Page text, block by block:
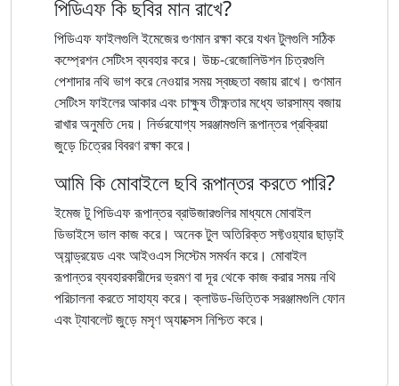
পিডিএফ কি ছবির মান রাখে?
পিডিএফ ফাইলগুলি ইমেজের গুণমান রক্ষা করে যখন টুলগুলি সঠিক
কম্প্রেশন সেটিংস ব্যবহার করে। উচ্চ-রেজোলিউশন চিত্রগুলি
পেশাদার নথি ভাগ করে নেওয়ার সময় স্বচ্ছতা বজায় রাখে। গুণমান
সেটিংস ফাইলের আকার এবং চাক্ষুষ তীক্ষ্ণতার মধ্যে ভারসাম্য বজায়
রাখার অনুমতি দেয়। নির্ভরযোগ্য সরঞ্জামগুলি রূপান্তর প্রক্রিয়া
জুড়ে চিত্রের বিবরণ রক্ষা করে।
আমি কি মোবাইলে ছবি রূপান্তর করতে পারি?
ইমেজ টু পিডিএফ রূপান্তর ব্রাউজারগুলির মাধ্যমে মোবাইল
ডিভাইসে ভাল কাজ করে। অনেক টুল অতিরিক্ত সফ্টওয়্যার ছাড়াই
অ্যান্ড্রয়েড এবং আইওএস সিস্টেম সমর্থন করে। মোবাইল
রূপান্তর ব্যবহারকারীদের ভ্রমণ বা দূর থেকে কাজ করার সময় নথি
পরিচালনা করতে সাহায্য করে। ক্লাউড-ভিত্তিক সরঞ্জামগুলি ফোন
এবং ট্যাবলেট জুড়ে মসৃণ অ্যাক্সেস নিশ্চিত করে।